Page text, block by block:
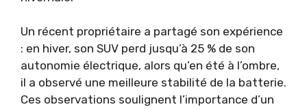
Un récent propriétaire a partagé son expérience
: en hiver, son SUV perd jusqu’à 25 % de son
autonomie électrique, alors qu’en été à l’ombre,
il a observé une meilleure stabilité de la batterie.
Ces observations soulignent l’importance d’un